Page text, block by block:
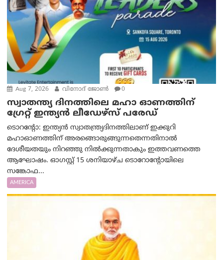
Aug 7, 2026 വിനോദ് ജോൺ 0
സ്വാതന്ത്യ ദിനത്തിലെ മഹാ ഓണത്തിന്
ഗ്രേറ്റ് ഇന്ത്യൻ ലീഡേഴ്സ് പരേഡ്
ടൊറന്റോ: ഇന്ത്യൻ സ്വാതന്ത്ര്യദിനത്തിലാണ് ഇക്കുറി
മഹാഓണത്തിന് അരങ്ങൊരുങ്ങുന്നതെന്നതിനാൽ
ദേശീയതയും നിറഞ്ഞു നിൽക്കുന്നതാകും ഇത്തവണത്തെ
ആഘോഷം. ഓഗസ്റ്റ് 15 ശനിയാഴ്ച ടൊറോന്റോയിലെ
സങ്കോഫ...
AMERICA